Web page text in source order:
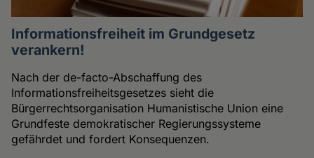
Informationsfreiheit im Grundgesetz
verankern!
Nach der de-facto-Abschaffung des
Informationsfreiheitsgesetzes sieht die
Bürgerrechtsorganisation Humanistische Union eine
Grundfeste demokratischer Regierungssysteme
gefährdet und fordert Konsequenzen.